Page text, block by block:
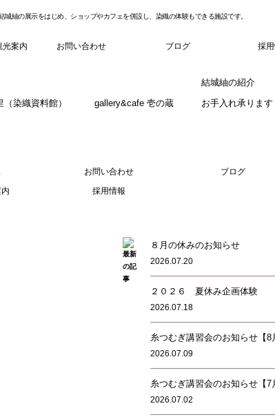
紬の展示をはじめ、ショップやカフェを併設し、染織の体験もできる施設です。
光案内 お問い合わせ ブログ 採
（染織資料館） gallery&cafe 壱の蔵
結城紬の紹介
お手入れ承ります
お問い合わせ
ブログ
採用情報
８月の休みのお知らせ
2026.07.20
２０２６ 夏休み企画体験
2026.07.18
糸つむぎ講習会のお知らせ【8
2026.07.09
糸つむぎ講習会のお知らせ【7
2026.07.02